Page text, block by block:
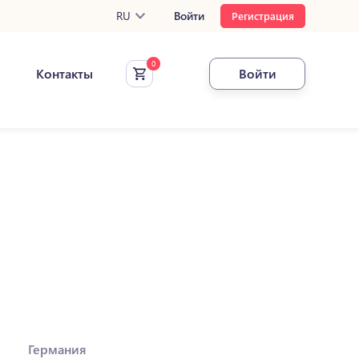
RU Войти Регистрация
Контакты Войти
Германия